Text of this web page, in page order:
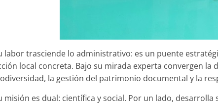
labor trasciende lo administrativo: es un puente
local concreta. Bajo su mirada experta convergen la
la gestión del patrimonio documental y la
misión es dual: científica y social. Por un lado,